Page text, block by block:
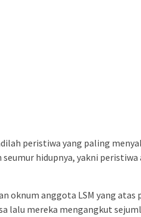
peristiwa yang paling
hidupnya, yakni peristiwa
oknum anggota LSM yang
lalu mereka mengangkut